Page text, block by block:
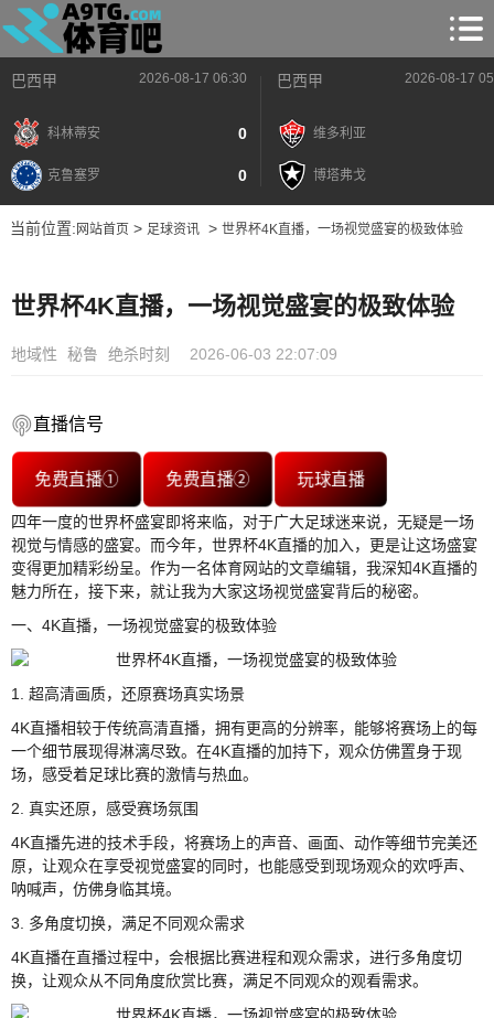
巴西甲 2026-08-17 06:30
科林蒂安 0
克鲁塞罗 0
巴西甲 2026-08-17
维多利亚
博塔弗戈
当前位置: 网站首页> 足球资讯> 世界杯4K直播，一场视觉盛宴的极致体验
世界杯4K直播，一场视觉盛宴的极致体验
地域性 秘鲁 绝杀时刻 2026-06-03 22:07:09
直播信号
免费直播① 免费直播② 玩球直播
四年一度的世界杯盛宴即将来临，对于广大足球迷来说，无疑是一场
视觉与情感的盛宴。而今年，世界杯4K直播的加入，更是让这场盛宴
变得更加精彩纷呈。作为一名体育网站的文章编辑，我深知4K直播的
魅力所在，接下来，就让我为大家这场视觉盛宴背后的秘密。
一、4K直播，一场视觉盛宴的极致体验
1. 超高清画质，还原赛场真实场景
4K直播相较于传统高清直播，拥有更高的分辨率，能够将赛场上的每
一个细节展现得淋漓尽致。在4K直播的加持下，观众仿佛置身于现
场，感受着足球比赛的激情与热血。
2. 真实还原，感受赛场氛围
4K直播先进的技术手段，将赛场上的声音、画面、动作等细节完美还
原，让观众在享受视觉盛宴的同时，也能感受到现场观众的欢呼声、
呐喊声，仿佛身临其境。
3. 多角度切换，满足不同观众需求
4K直播在直播过程中，会根据比赛进程和观众需求，进行多角度切
换，让观众从不同角度欣赏比赛，满足不同观众的观看需求。